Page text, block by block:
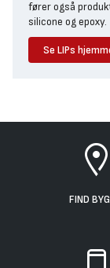
fører også
silicone og epoxy.
Se LIPs
FIND